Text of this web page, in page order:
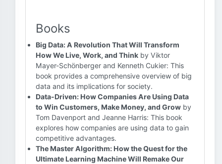
Books
Big Data: A Revolution That Will Transform
How We Live, Work, and Think by Viktor
Mayer-Schönberger and Kenneth Cukier: This
book provides a comprehensive overview of big
data and its implications for society.
Data-Driven: How Companies Are Using Data
to Win Customers, Make Money, and Grow by
Tom Davenport and Jeanne Harris: This book
explores how companies are using data to gain
competitive advantages.
The Master Algorithm: How the Quest for the
Ultimate Learning Machine Will Remake Our